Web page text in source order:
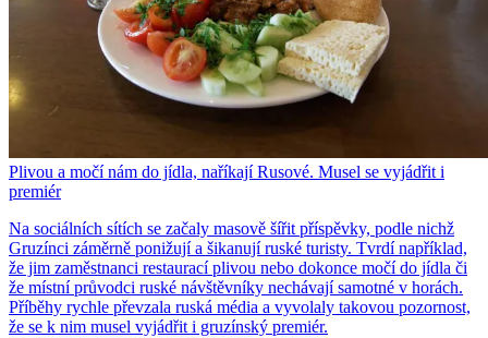
Plivou a močí nám do jídla, naříkají Rusové. Musel se vyjádřit i
premiér
Na sociálních sítích se začaly masově šířit příspěvky, podle nichž
Gruzínci záměrně ponižují a šikanují ruské turisty. Tvrdí například,
že jim zaměstnanci restaurací plivou nebo dokonce močí do jídla či
že místní průvodci ruské návštěvníky nechávají samotné v horách.
Příběhy rychle převzala ruská média a vyvolaly takovou pozornost,
že se k nim musel vyjádřit i gruzínský premiér.